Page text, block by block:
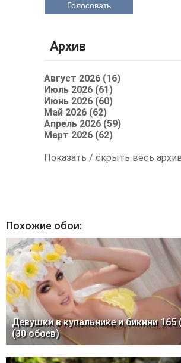
Голосовать
Архив
Август 2026 (16)
Июль 2026 (61)
Июнь 2026 (60)
Май 2026 (62)
Апрель 2026 (59)
Март 2026 (62)
Показать / скрыть весь
Похожие обои:
Девушки в купальнике и бикини 165
(30 обоев)